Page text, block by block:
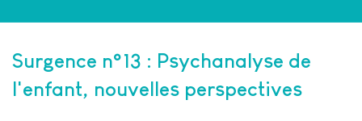
Surgence n°13 : Psychanalyse de
l'enfant, nouvelles perspectives